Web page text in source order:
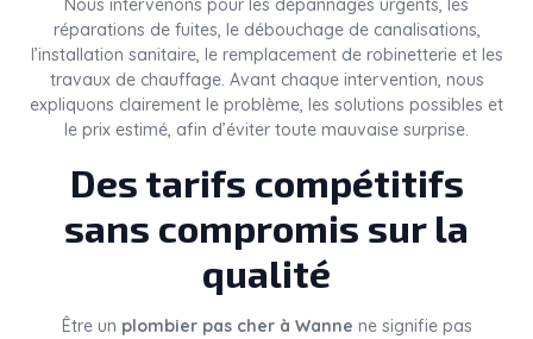
Nous intervenons pour les dépannages urgents, les
réparations de fuites, le débouchage de canalisations,
l’installation sanitaire, le remplacement de robinetterie et les
travaux de chauffage. Avant chaque intervention, nous
expliquons clairement le problème, les solutions possibles et
le prix estimé, afin d’éviter toute mauvaise surprise.
Des tarifs compétitifs
sans compromis sur la
qualité
Être un plombier pas cher à Wanne ne signifie pas